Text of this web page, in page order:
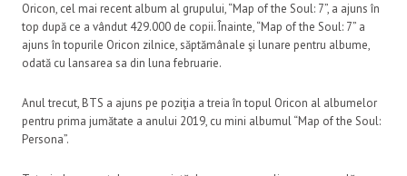
Oricon, cel mai recent album al grupului, “Map of the Soul: 7”, a ajuns în
top după ce a vândut 429.000 de copii. Înainte, “Map of the Soul: 7” a
ajuns în topurile Oricon zilnice, săptămânale şi lunare pentru albume,
odată cu lansarea sa din luna februarie.
Anul trecut, BTS a ajuns pe poziţia a treia în topul Oricon al albumelor
pentru prima jumătate a anului 2019, cu mini albumul “Map of the Soul:
Persona”.